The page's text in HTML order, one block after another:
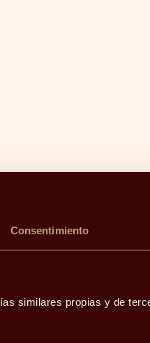
Consentimiento
similares propias y de